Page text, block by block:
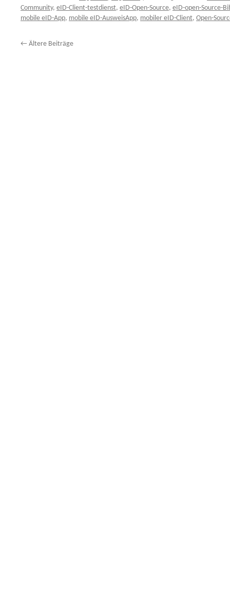
Community, eID-Client-testdienst, eID-Open-Source, eID-open-Source-
mobile eID-App, mobile eID-AusweisApp, mobiler eID-Client, Open-
← Ältere Beiträge